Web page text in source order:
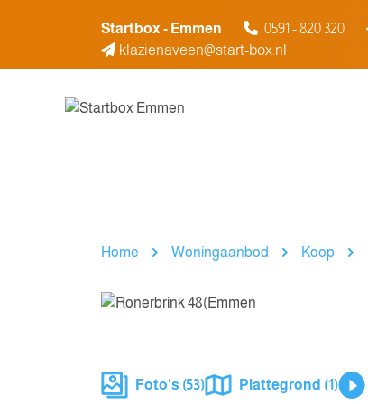
Startbox - Emmen
0591 - 820 320
klazienaveen@start-box.nl
Home Woningaanbod Koop
Foto's (53) Plattegrond (1)